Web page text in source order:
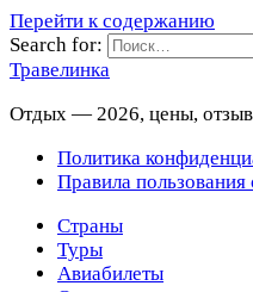
Перейти к содержанию
Search for:
Травелинка
Отдых — 2026, цены,
Политика
Правила пользования
Страны
Туры
Авиабилеты